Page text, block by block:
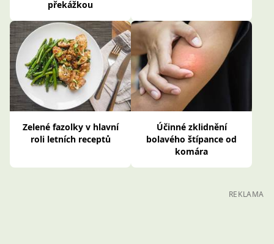
překážkou
Zelené fazolky v hlavní
roli letních receptů
Účinné zklidnění
bolavého štípance od
komára
REKLAMA